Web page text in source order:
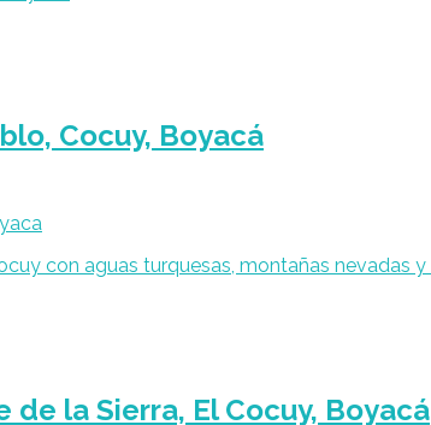
Cocuy, Boyacá
de la Sierra, El Cocuy, Boyacá